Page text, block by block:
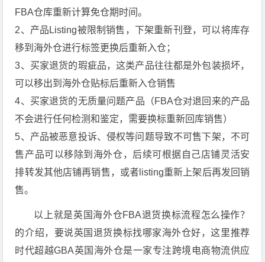
FBA仓库重新计算免仓期时间。
2、产品Listing被限制销售，下架重新刊登，可以将库存
移到海外仓进行标签更换后重新入仓；
3、买家退货的瑕疵品，这类产品往往都是外包装损坏，
可以移出到海外仓贴标后重新入仓销售
4、买家退货的无质量问题产品（FBA仓对退回来的产品
不会进行任何检测和鉴定，需要换标重新回库销售）
5、产品被恶意投诉、侵权等问题导致不可售下架，不可
售产品可以移除到海外仓，后续可根据自己店铺灵活安
排转发其他店铺再销售，或者listing重新上架后再发回销
售。
以上就是英国海外仓FBA退货换标流程怎么操作？
的介绍，要说英国退货换标找哪家海外仓好，这里推荐
时代超越GBA英国海外仓是一家专注跨境电商物流供应